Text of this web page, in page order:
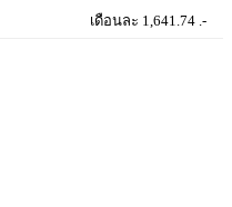
เดือนละ 1,641.74 .-